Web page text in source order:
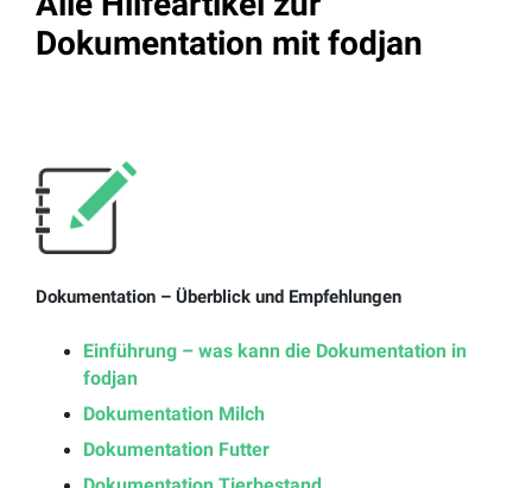
Dokumentation mit fodjan
Dokumentation – Überblick und Empfehlungen
Einführung – was kann die Dokumentation in
fodjan
Dokumentation Milch
Dokumentation Futter